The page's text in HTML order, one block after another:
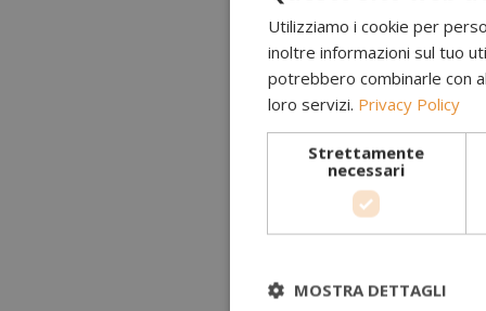
Utilizziamo i cookie per
inoltre informazioni sul tuo
potrebbero combinarle con
loro servizi. Privacy Policy
Strettamente
necessari
MOSTRA DETTAGLI